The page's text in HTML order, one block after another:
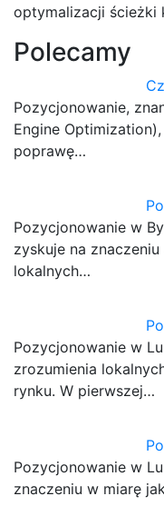
optymalizacji ścieżki
Polecamy
Pozycjonowanie,
Engine
poprawę…
Pozycjonowanie w
zyskuje na
lokalnych…
Pozycjonowanie w
zrozumienia
rynku. W pierwszej…
Pozycjonowanie w
znaczeniu w miarę